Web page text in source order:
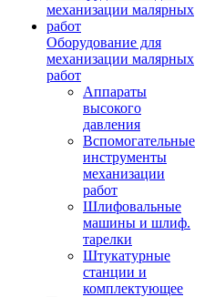
Оборудование для
механизации малярных
работ
Аппараты
высокого
давления
Вспомогательные
инструменты
механизации
работ
Шлифовальные
машины и шлиф.
тарелки
Штукатурные
станции и
комплектующее